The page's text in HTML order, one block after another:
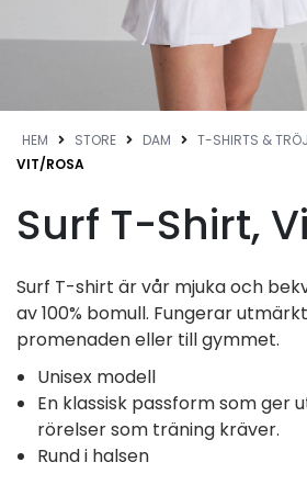
HEM STORE DAM T-SHIRTS &
VIT/ROSA
Surf T-Shirt,
Surf T-shirt är vår mjuka och
av 100% bomull. Fungerar
promenaden eller till gymmet.
Unisex modell
En klassisk passform som ger
rörelser som träning kräver.
Rund i halsen